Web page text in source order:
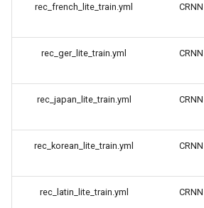
rec_french_lite_train.yml CRNN
rec_ger_lite_train.yml CRNN
rec_japan_lite_train.yml CRNN
rec_korean_lite_train.yml CRNN
rec_latin_lite_train.yml CRNN